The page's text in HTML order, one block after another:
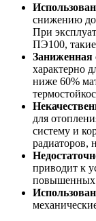
снижению
При
ПЭ100,
Заниженная
характерно
ниже 60%
для
систему и
радиаторов,
приводит к
повышенных